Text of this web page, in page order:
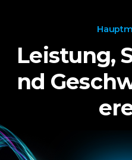
Leistung,
nd